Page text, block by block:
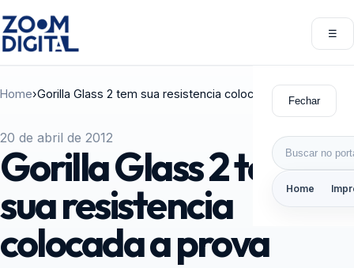
☰
Fechar
Buscar por:
Home
Home›Gorilla Glass 2 tem sua resistencia colocada a prova
20 de abril de 2012
Gorilla Glass 2 tem
sua resistencia
colocada a prova